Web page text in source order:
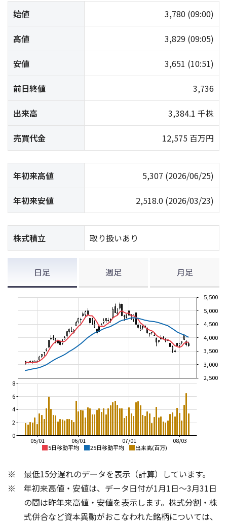
始値 3,780 (09:00)
高値 3,829 (09:05)
安値 3,651 (10:51)
前日終値 3,736
出来高 3,384.1 千株
売買代金 12,575 百万円
年初来高値 5,307 (2026/06/25)
年初来安値 2,518.0 (2026/03/23)
株式積立 取り扱いあり
日足 週足 月足
5日移動平均 25日移動平均 出来高(百万)
08/03
07/01
06/01
05/01
2,500
3,000
3,500
4,000
4,500
5,000
5,500
0
2
4
6
8
3,000
4,000
5,000
3,000
4,000
5,000
最低15分遅れのデータを表示（計算）しています。
年初来高値・安値は、データ日付が1月1日～3月31日
の間は昨年来高値・安値を表示します。株式分割・株
式併合など資本異動がおこなわれた銘柄については、